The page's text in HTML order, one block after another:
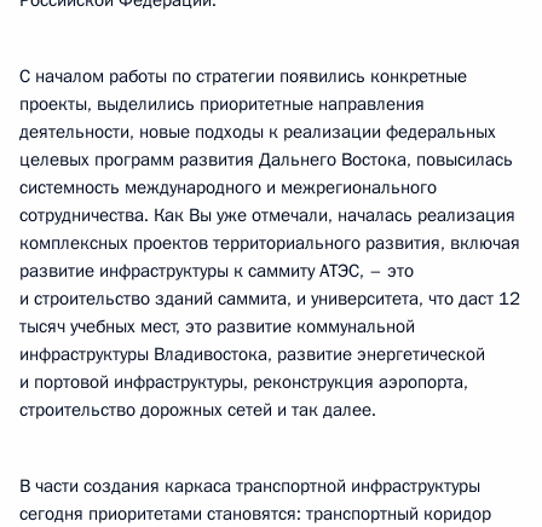
С началом работы по стратегии появились конкретные
проекты, выделились приоритетные направления
деятельности, новые подходы к реализации федеральных
целевых программ развития Дальнего Востока, повысилась
системность международного и межрегионального
сотрудничества. Как Вы уже отмечали, началась реализация
комплексных проектов территориального развития, включая
развитие инфраструктуры к саммиту АТЭС, – это
и строительство зданий саммита, и университета, что даст 12
тысяч учебных мест, это развитие коммунальной
инфраструктуры Владивостока, развитие энергетической
и портовой инфраструктуры, реконструкция аэропорта,
строительство дорожных сетей и так далее.
В части создания каркаса транспортной инфраструктуры
сегодня приоритетами становятся: транспортный коридор